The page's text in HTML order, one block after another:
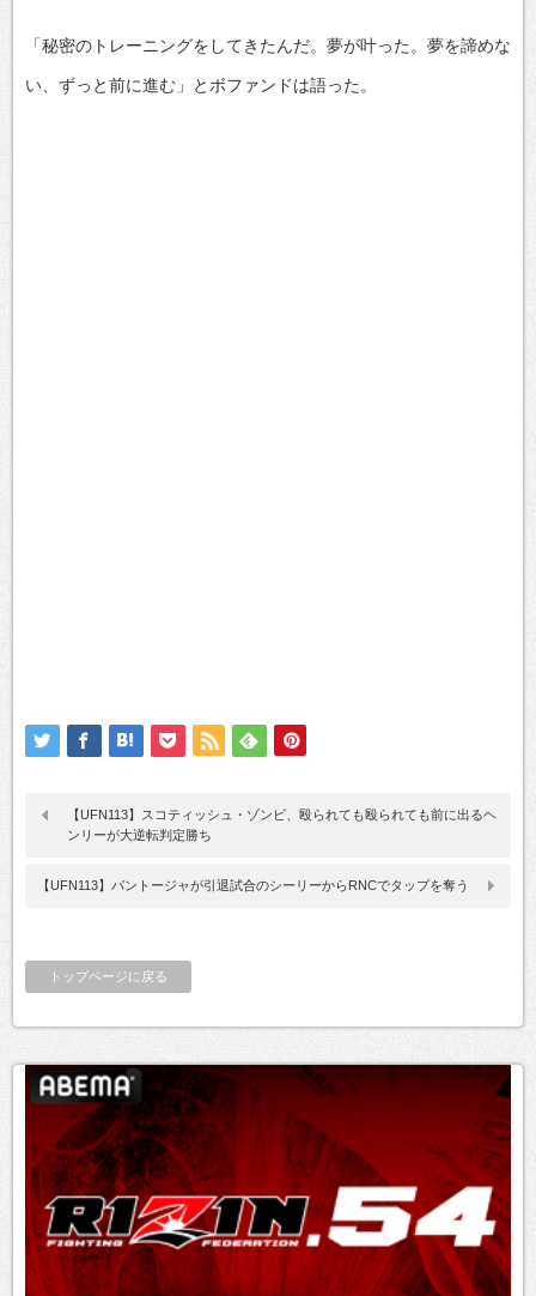
「秘密のトレーニングをしてきたんだ。夢が叶った。夢を諦めな
い、ずっと前に進む」とボファンドは語った。
【UFN113】スコティッシュ・ゾンビ、殴られても殴られても前に出るヘ
ンリーが大逆転判定勝ち
【UFN113】パントージャが引退試合のシーリーからRNCでタップを奪う
トップページに戻る